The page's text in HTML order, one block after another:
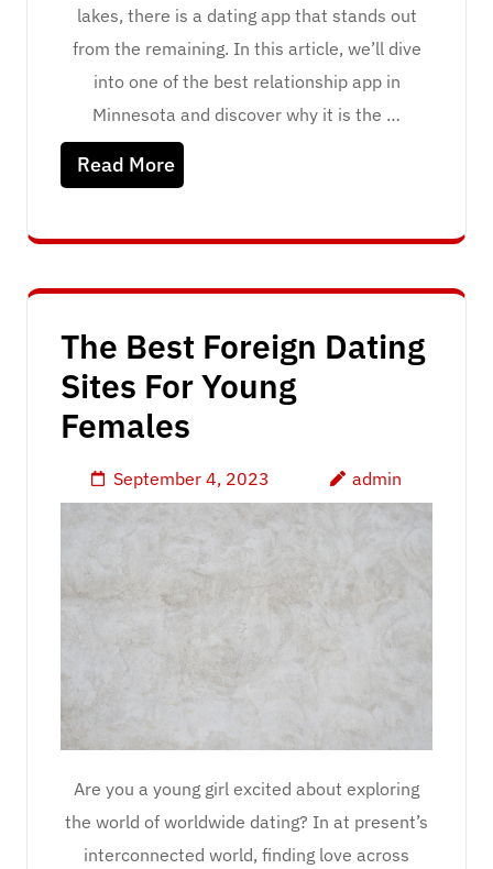
lakes, there is a dating app that stands out
from the remaining. In this article, we’ll dive
into one of the best relationship app in
Minnesota and discover why it is the …
Read More
The Best Foreign Dating
Sites For Young
Females
September 4, 2023 admin
Are you a young girl excited about exploring
the world of worldwide dating? In at present’s
interconnected world, finding love across